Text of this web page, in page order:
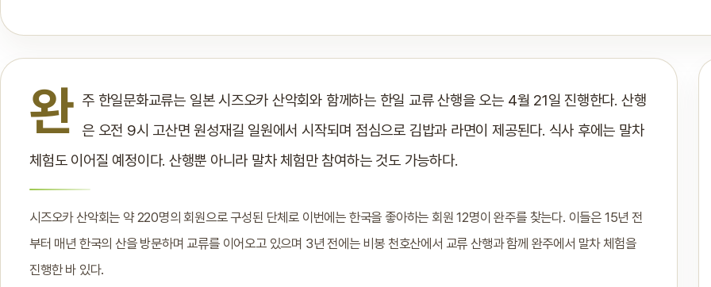
완 주 한일문화교류는 일본 시즈오카 산악회와 함께하는 한일 교류 산행을 오는 4월 21일 진행한다. 산행
은 오전 9시 고산면 원성재길 일원에서 시작되며 점심으로 김밥과 라면이 제공된다. 식사 후에는 말차
체험도 이어질 예정이다. 산행뿐 아니라 말차 체험만 참여하는 것도 가능하다.
시즈오카 산악회는 약 220명의 회원으로 구성된 단체로 이번에는 한국을 좋아하는 회원 12명이 완주를 찾는다. 이들은 15년 전
부터 매년 한국의 산을 방문하며 교류를 이어오고 있으며 3년 전에는 비봉 천호산에서 교류 산행과 함께 완주에서 말차 체험을
진행한 바 있다.